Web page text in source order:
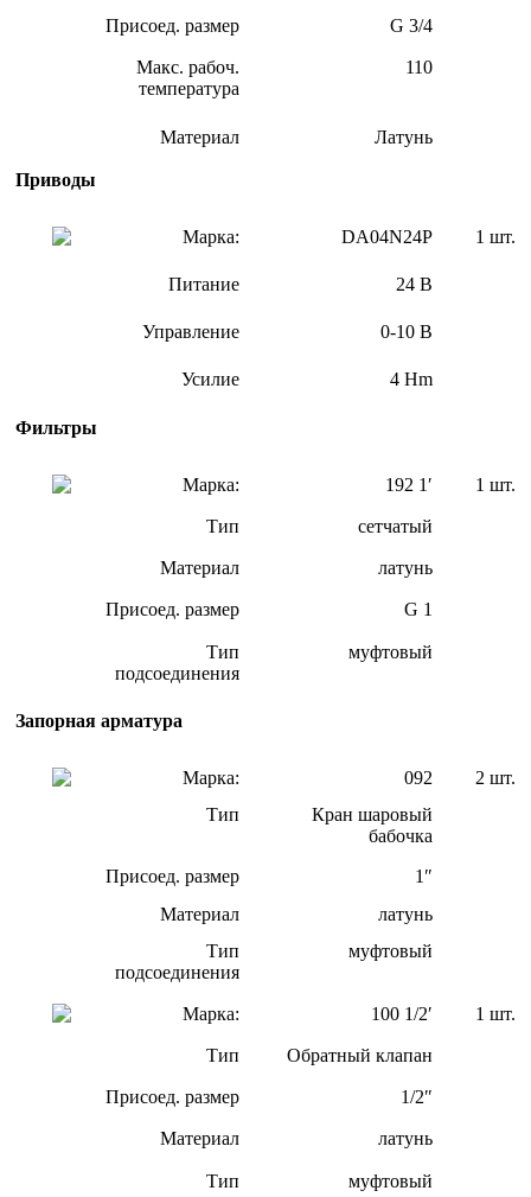
Присоед. размер G 3/4
Макс. рабоч.
температура
110
Материал Латунь
Приводы
Марка: DA04N24P 1 шт.
Питание 24 В
Управление 0-10 В
Усилие 4 Hm
Фильтры
Марка: 192 1′ 1 шт.
Тип сетчатый
Материал латунь
Присоед. размер G 1
Тип
подсоединения
муфтовый
Запорная арматура
Марка: 092
2 шт.
Тип
Кран шаровый
бабочка
Присоед. размер
1″
Материал
латунь
Тип
подсоединения
муфтовый
Марка: 100 1/2′ 1 шт.
Тип Обратный клапан
Присоед. размер 1/2″
Материал латунь
Тип
муфтовый